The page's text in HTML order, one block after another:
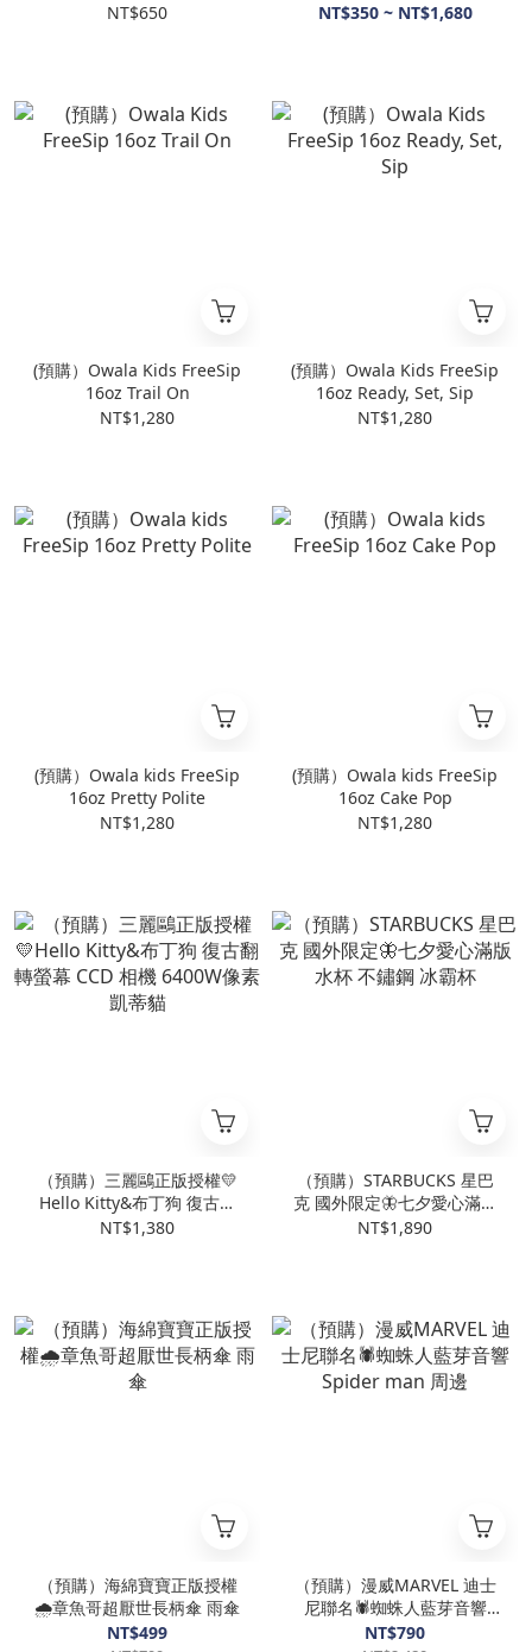
NT$650
NT$350 ~ NT$1,680
(預購）Owala Kids FreeSip
16oz Trail On
NT$1,280
(預購）Owala Kids FreeSip
16oz Ready, Set, Sip
NT$1,280
(預購）Owala kids FreeSip
16oz Pretty Polite
NT$1,280
(預購）Owala kids FreeSip
16oz Cake Pop
NT$1,280
（預購）三麗鷗正版授權💛
Hello Kitty&布丁狗 復古翻
轉螢幕 CCD 相機 6400W像
NT$1,380
（預購）STARBUCKS 星巴
克 國外限定🦋七夕愛心滿版
水杯 不鏽鋼 冰霸杯
NT$1,890
（預購）海綿寶寶正版授權
🌧️章魚哥超厭世長柄傘 雨傘
NT$499
（預購）漫威MARVEL 迪士
尼聯名🕷️蜘蛛人藍芽音響
Spider man 周邊
NT$790